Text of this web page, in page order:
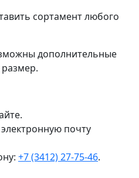
сортамент любого
дополнительные
размер.
почту
+7 (3412) 27-75-46.